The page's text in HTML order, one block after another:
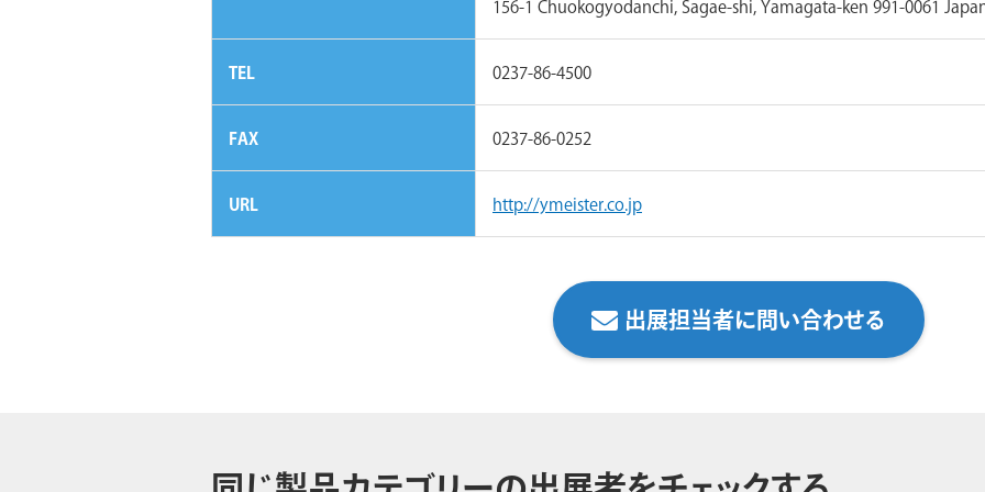
156-1 Chuokogyodanchi, Sagae-shi, Yamagata-ken 991-0061
TEL 0237-86-4500
FAX 0237-86-0252
URL http://ymeister.co.jp
出展担当者に問い合わせる